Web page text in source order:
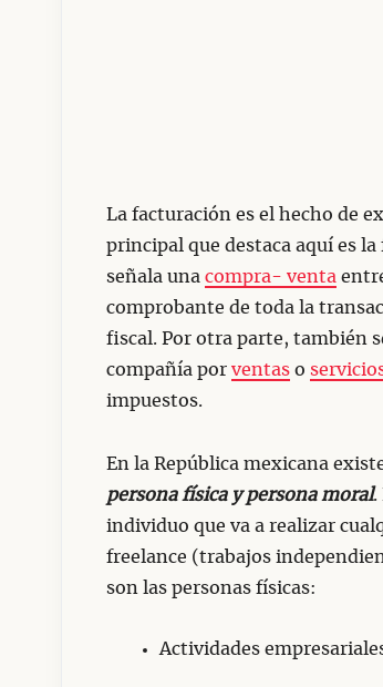
La facturación es el hecho de
principal que destaca aquí es
señala una compra- venta
comprobante de toda la
fiscal. Por otra parte, también
compañía por ventas o
impuestos.
En la República mexicana
persona física y persona moral.
individuo que va a realizar
freelance (trabajos
son las personas físicas:
Actividades